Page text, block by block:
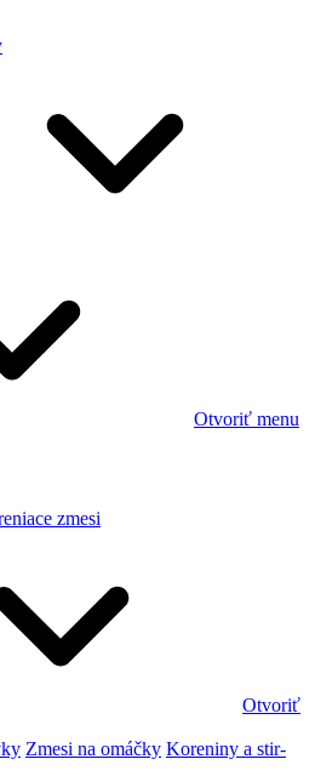
Otvoriť menu
zmesi
Otvoriť
Zmesi na omáčky Koreniny a stir-